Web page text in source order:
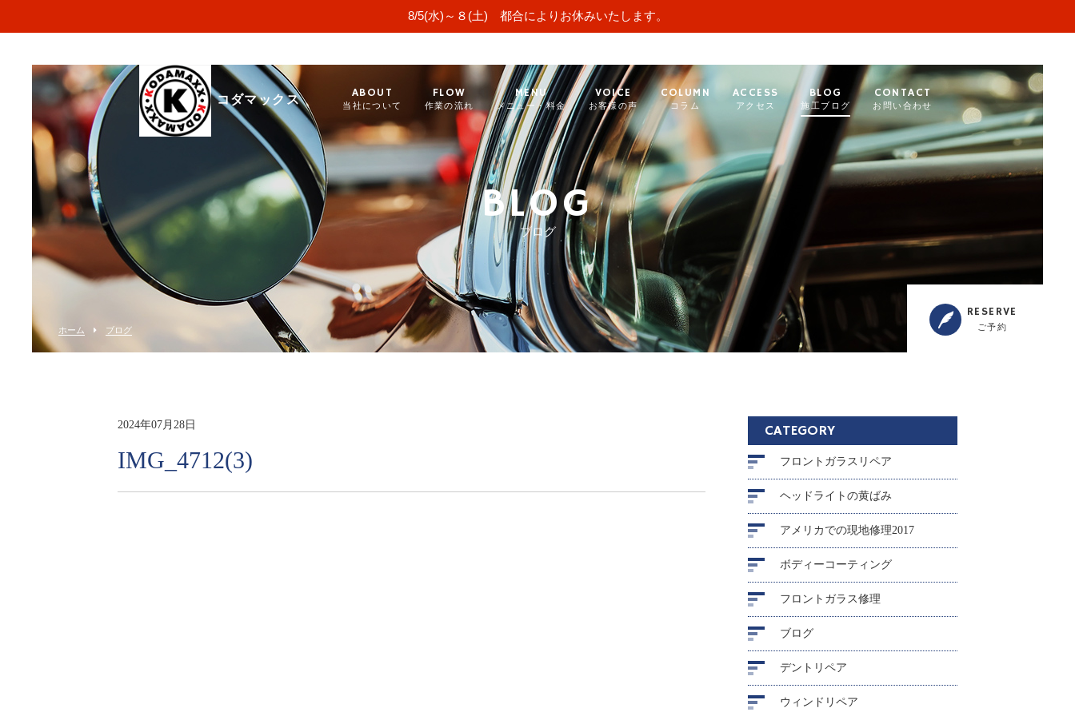
8/5(水)～８(土) 都合によりお休みいたします。
コダマックス
ABOUT
当社について
FLOW
作業の流れ
MENU
メニュー・料金
VOICE
お客様の声
COLUMN
コラム
ACCESS
アクセス
BLOG
施工ブログ
CONTACT
お問い合わせ
BLOG
ブログ
ホーム ブログ
RESERVE
ご予約
2024年07月28日
IMG_4712(3)
CATEGORY
フロントガラスリペア
ヘッドライトの黄ばみ
アメリカでの現地修理2017
ボディーコーティング
フロントガラス修理
ブログ
デントリペア
ウィンドリペア